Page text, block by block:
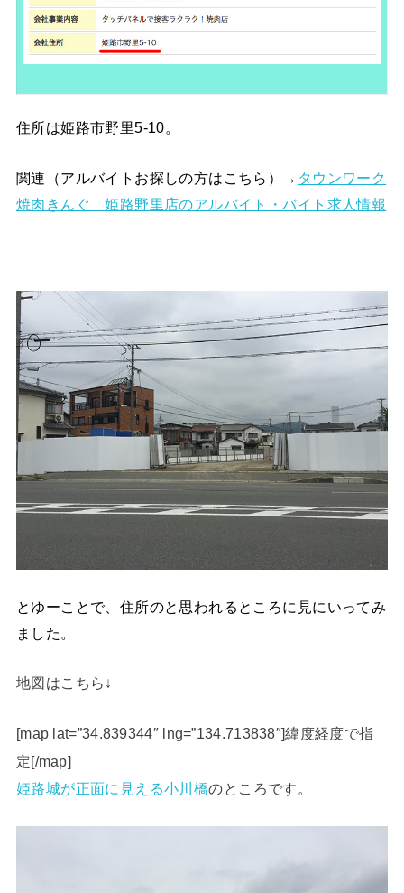
住所は姫路市野里5-10。
関連（アルバイトお探しの方はこちら）→ タウンワーク
焼肉きんぐ 姫路野里店のアルバイト・バイト求人情報
とゆーことで、住所のと思われるところに見にいってみ
ました。
地図はこちら↓
[map lat=”34.839344″ lng=”134.713838″]緯度経度で指
定[/map]
姫路城が正面に見える小川橋のところです。